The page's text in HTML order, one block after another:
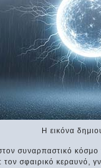
Η εικόνα
συναρπαστικό
τον σφαιρικό